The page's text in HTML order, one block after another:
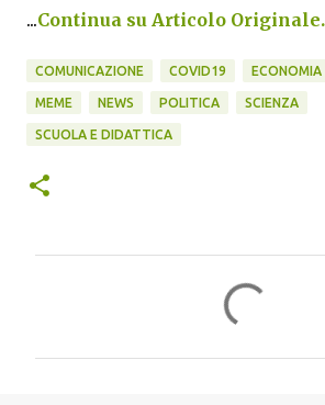
...Continua su Articolo
COMUNICAZIONE COVID19 ECONOMIA
MEME NEWS POLITICA SCIENZA
SCUOLA E DIDATTICA